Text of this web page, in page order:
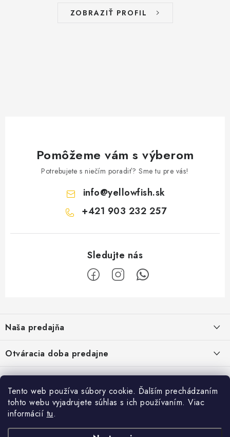
Tento web používa súbory cookie. Ďalším prechádzaním
tohto webu vyjadrujete súhlas s ich používaním. Viac
informácií tu.
ZOBRAZIŤ PROFIL
Pomôžeme vám s výberom
Potrebujete s niečím poradiť? Sme tu pre vás!
info@yellowfish.sk
+421 903 232 257
p
ä
i
Naša predajňa
Námestie Slobody 1164/1,
946 32 Marcelová
Google map - plánovanie cesty
Pozrite Google mapu
Otváracia doba predajne
Pondelok-Piatok: 8.00-17.00 hod.
Sobota : 8.00-12.00 hod.
O nás
Vernostný program
Napíšte nám
Obchodné podmienky
Facebook
Prijímame online platby